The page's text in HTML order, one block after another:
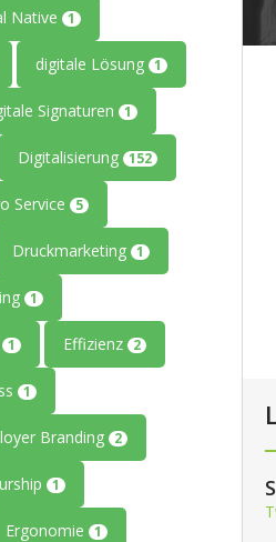
Native 1
digitale Lösung 1
Signaturen 1
Digitalisierung 152
Service 5
Druckmarketing 1
1
1 Effizienz 2
1
Branding 2
1
Ergonomie 1